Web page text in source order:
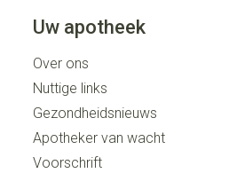
Uw apotheek
Over ons
Nuttige links
Gezondheidsnieuws
Apotheker van wacht
Voorschrift